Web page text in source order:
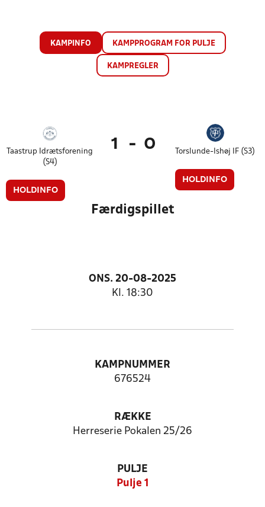
KAMPINFO KAMPPROGRAM FOR PULJE
KAMPREGLER
Taastrup Idrætsforening
(S4)
HOLDINFO
1 - 0 Torslunde-Ishøj IF (S3)
HOLDINFO
Færdigspillet
ONS. 20-08-2025
Kl. 18:30
KAMPNUMMER
676524
RÆKKE
Herreserie Pokalen 25/26
PULJE
Pulje 1